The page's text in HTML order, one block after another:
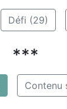
Défi (29)
***
Contenu